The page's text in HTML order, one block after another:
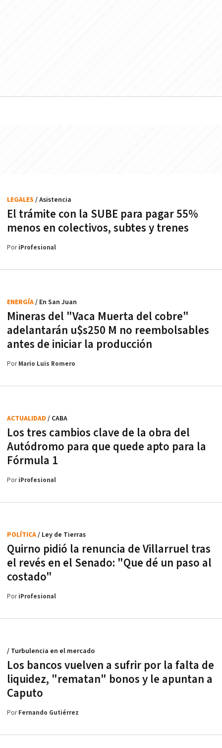
El trámite con la SUBE para pagar 55%
menos en colectivos, subtes y trenes
LEGALES / Asistencia
PoriProfesional
Mineras del "Vaca Muerta del cobre"
adelantarán u$s250 M no reembolsables
antes de iniciar la producción
ENERGÍA/ En San Juan
PorMario Luis Romero
Los tres cambios clave de la obra del
Autódromo para que quede apto para la
Fórmula 1
ACTUALIDAD / CABA
PoriProfesional
Quirno pidió la renuncia de Villarruel tras
el revés en el Senado: "Que dé un paso al
costado"
POLÍTICA/ Ley de Tierras
PoriProfesional
Los bancos vuelven a sufrir por la falta de
liquidez, "rematan" bonos y le apuntan a
Caputo
/ Turbulencia en el mercado
PorFernando Gutiérrez